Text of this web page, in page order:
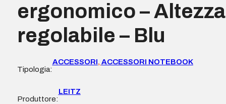
ergonomico – Altezza
regolabile – Blu
Tipologia:
ACCESSORI, ACCESSORI NOTEBOOK
Produttore:
LEITZ